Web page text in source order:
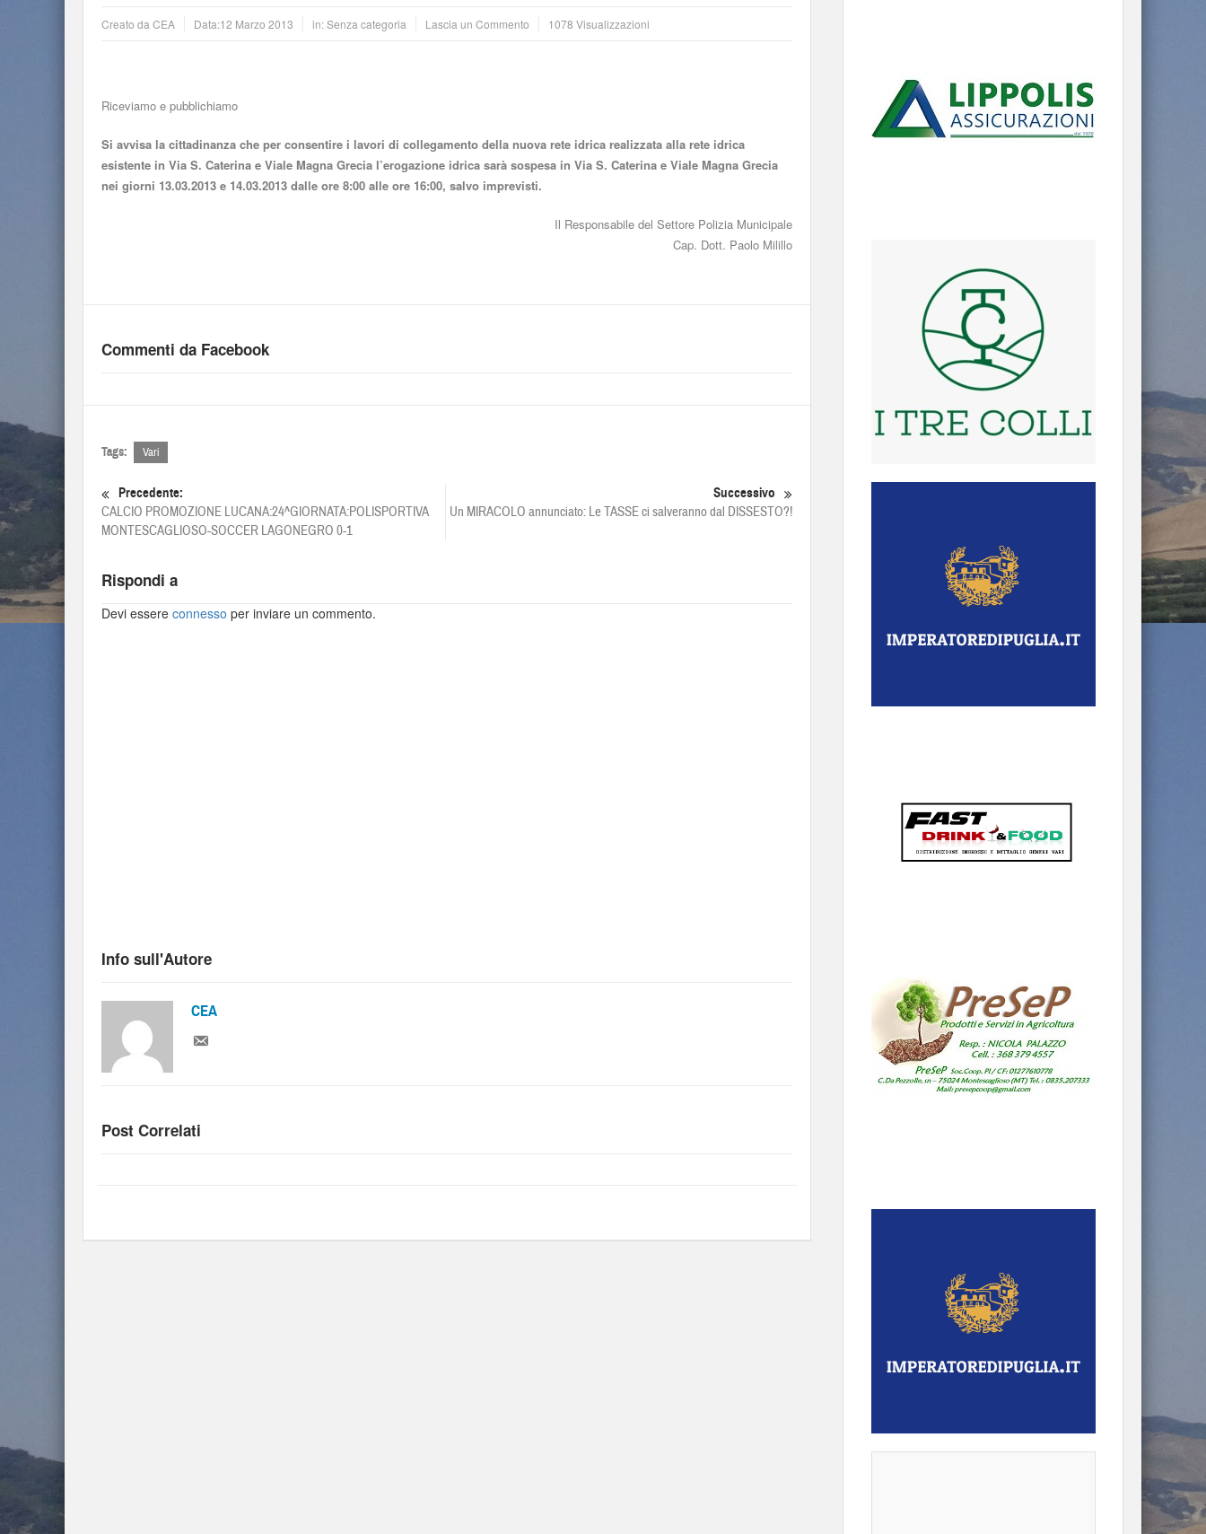
Creato da CEA Data:12 Marzo 2013 in: Senza categoria Lascia un Commento 1078 Visualizzazioni
Riceviamo e pubblichiamo
Si avvisa la cittadinanza che per consentire i lavori di collegamento della nuova rete idrica realizzata alla rete idrica
esistente in Via S. Caterina e Viale Magna Grecia l’erogazione idrica sarà sospesa in Via S. Caterina e Viale Magna Grecia
nei giorni 13.03.2013 e 14.03.2013 dalle ore 8:00 alle ore 16:00, salvo imprevisti.
Il Responsabile del Settore Polizia Municipale
Cap. Dott. Paolo Milillo
Commenti da Facebook
Tags: Vari
Precedente:
CALCIO PROMOZIONE LUCANA:24^GIORNATA:POLISPORTIVA
MONTESCAGLIOSO-SOCCER LAGONEGRO 0-1
Successivo
Un MIRACOLO annunciato: Le TASSE ci salveranno dal DISSESTO?!
Rispondi a
Devi essere connesso per inviare un commento.
Info sull'Autore
CEA
Post Correlati